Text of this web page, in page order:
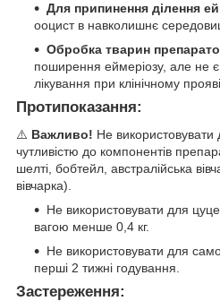
Для припинення ділення
ооцист в навколишнє
Обробка тварин
поширення еймеріозу, але не
лікування при клінічному
Протипоказання:
⚠️ Важливо! Не
чутливістю до компонентів
шелті, бобтейл, австралійська
вівчарка).
Не використовувати для
вагою менше 0,4 кг.
Не використовувати для
перші 2 тижні годування.
Застереження: